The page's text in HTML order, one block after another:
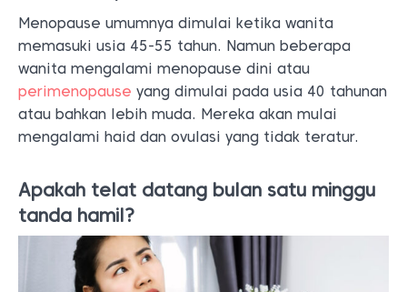
Menopause umumnya dimulai ketika wanita
memasuki usia 45-55 tahun. Namun beberapa
wanita mengalami menopause dini atau
perimenopause yang dimulai pada usia 40 tahunan
atau bahkan lebih muda. Mereka akan mulai
mengalami haid dan ovulasi yang tidak teratur.
Apakah telat datang bulan satu minggu
tanda hamil?